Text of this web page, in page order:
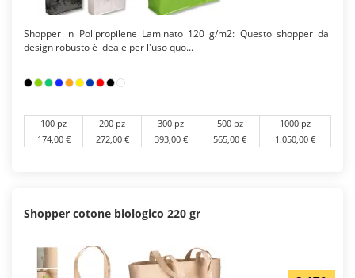
Shopper in Polipropilene Laminato 120 g/m2: Questo shopper dal
design robusto è ideale per l'uso quo...
100 pz 200 pz 300 pz 500 pz
1000 pz
174,00 €
272,00 € 393,00 € 565,00 € 1.050,00 €
Shopper cotone biologico 220 gr